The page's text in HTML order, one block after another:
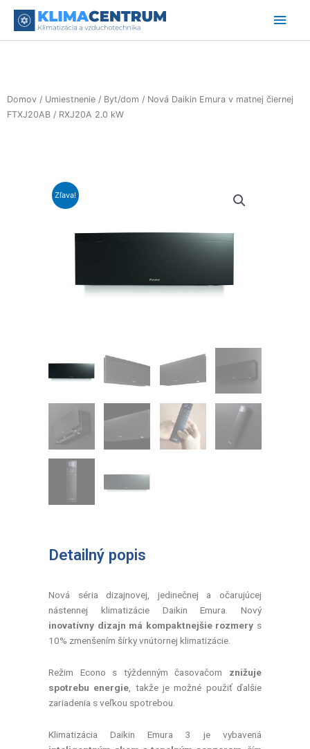
Domov / Umiestnenie / Byt/dom / Nová Daikin Emura v matnej čiernej
FTXJ20AB / RXJ20A 2.0 kW
Zľava!
Detailný popis
Nová séria dizajnovej, jedinečnej a očarujúcej
nástennej klimatizácie Daikin Emura. Nový
inovatívny dizajn má kompaktnejšie rozmery s
10% zmenšením šírky vnútornej klimatizácie.
Režim Econo s týždenným časovačom znižuje
spotrebu energie , takže je možné použiť ďalšie
zariadenia s veľkou spotrebou.
Klimatizácia Daikin Emura 3 je vybavená